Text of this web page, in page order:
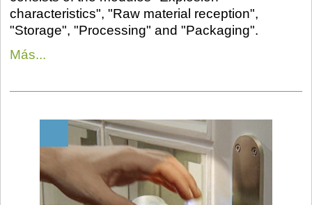
characteristics", "Raw material reception",
"Storage", "Processing" and "Packaging".
Más...